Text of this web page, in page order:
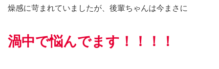
燥感に苛まれていましたが、後輩ちゃんは今まさに
渦中で悩んでます！！！！